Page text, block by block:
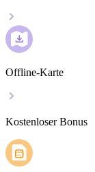
Offline-Karte
Kostenloser Bonus